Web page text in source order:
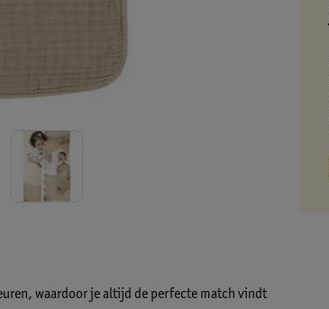
waardoor je altijd de perfecte match vindt